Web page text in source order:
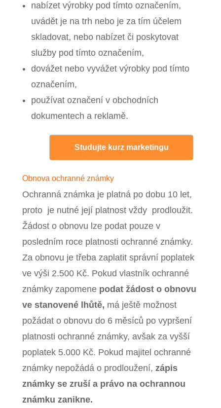
nabízet výrobky pod tímto označením,
uvádět je na trh nebo je za tím účelem
skladovat, nebo nabízet či poskytovat
služby pod tímto označením,
dovážet nebo vyvážet výrobky pod tímto
označením,
používat označení v obchodních
dokumentech a reklamě.
Studujte kurz marketingu
Obnova ochranné známky
Ochranná známka je platná po dobu 10 let,
proto je nutné její platnost vždy prodloužit.
Žádost o obnovu lze podat pouze v
posledním roce platnosti ochranné známky.
Za obnovu je třeba zaplatit správní poplatek
ve výši 2.500 Kč. Pokud vlastník ochranné
známky zapomene podat žádost o obnovu
ve stanovené lhůtě, má ještě možnost
požádat o obnovu do 6 měsíců po vypršení
platnosti ochranné známky, avšak za vyšší
poplatek 5.000 Kč. Pokud majitel ochranné
známky nepožádá o prodloužení, zápis
známky se zruší a právo na ochrannou
známku zanikne.